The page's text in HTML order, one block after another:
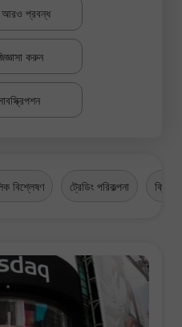
আরও প্রবন্ধ
করুন
বিশ্লেষণ ট্রেডিং পরিকল্পনা